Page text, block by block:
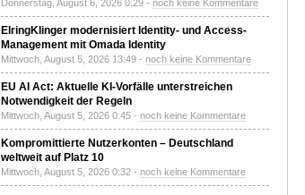
Donnerstag, August 6, 2026 0:29 - noch keine Kommentare
ElringKlinger modernisiert Identity- und Access-
Management mit Omada Identity
Mittwoch, August 5, 2026 13:49 - noch keine Kommentare
EU AI Act: Aktuelle KI-Vorfälle unterstreichen
Notwendigkeit der Regeln
Mittwoch, August 5, 2026 0:45 - noch keine Kommentare
Kompromittierte Nutzerkonten – Deutschland
weltweit auf Platz 10
Mittwoch, August 5, 2026 0:32 - noch keine Kommentare